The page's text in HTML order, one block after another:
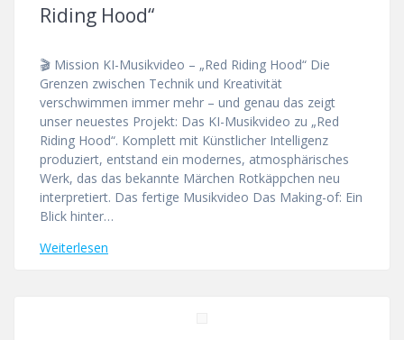
Riding Hood“
🎬 Mission KI-Musikvideo – „Red Riding Hood“ Die
Grenzen zwischen Technik und Kreativität
verschwimmen immer mehr – und genau das zeigt
unser neuestes Projekt: Das KI-Musikvideo zu „Red
Riding Hood“. Komplett mit Künstlicher Intelligenz
produziert, entstand ein modernes, atmosphärisches
Werk, das das bekannte Märchen Rotkäppchen neu
interpretiert. Das fertige Musikvideo Das Making-of: Ein
Blick hinter…
Weiterlesen